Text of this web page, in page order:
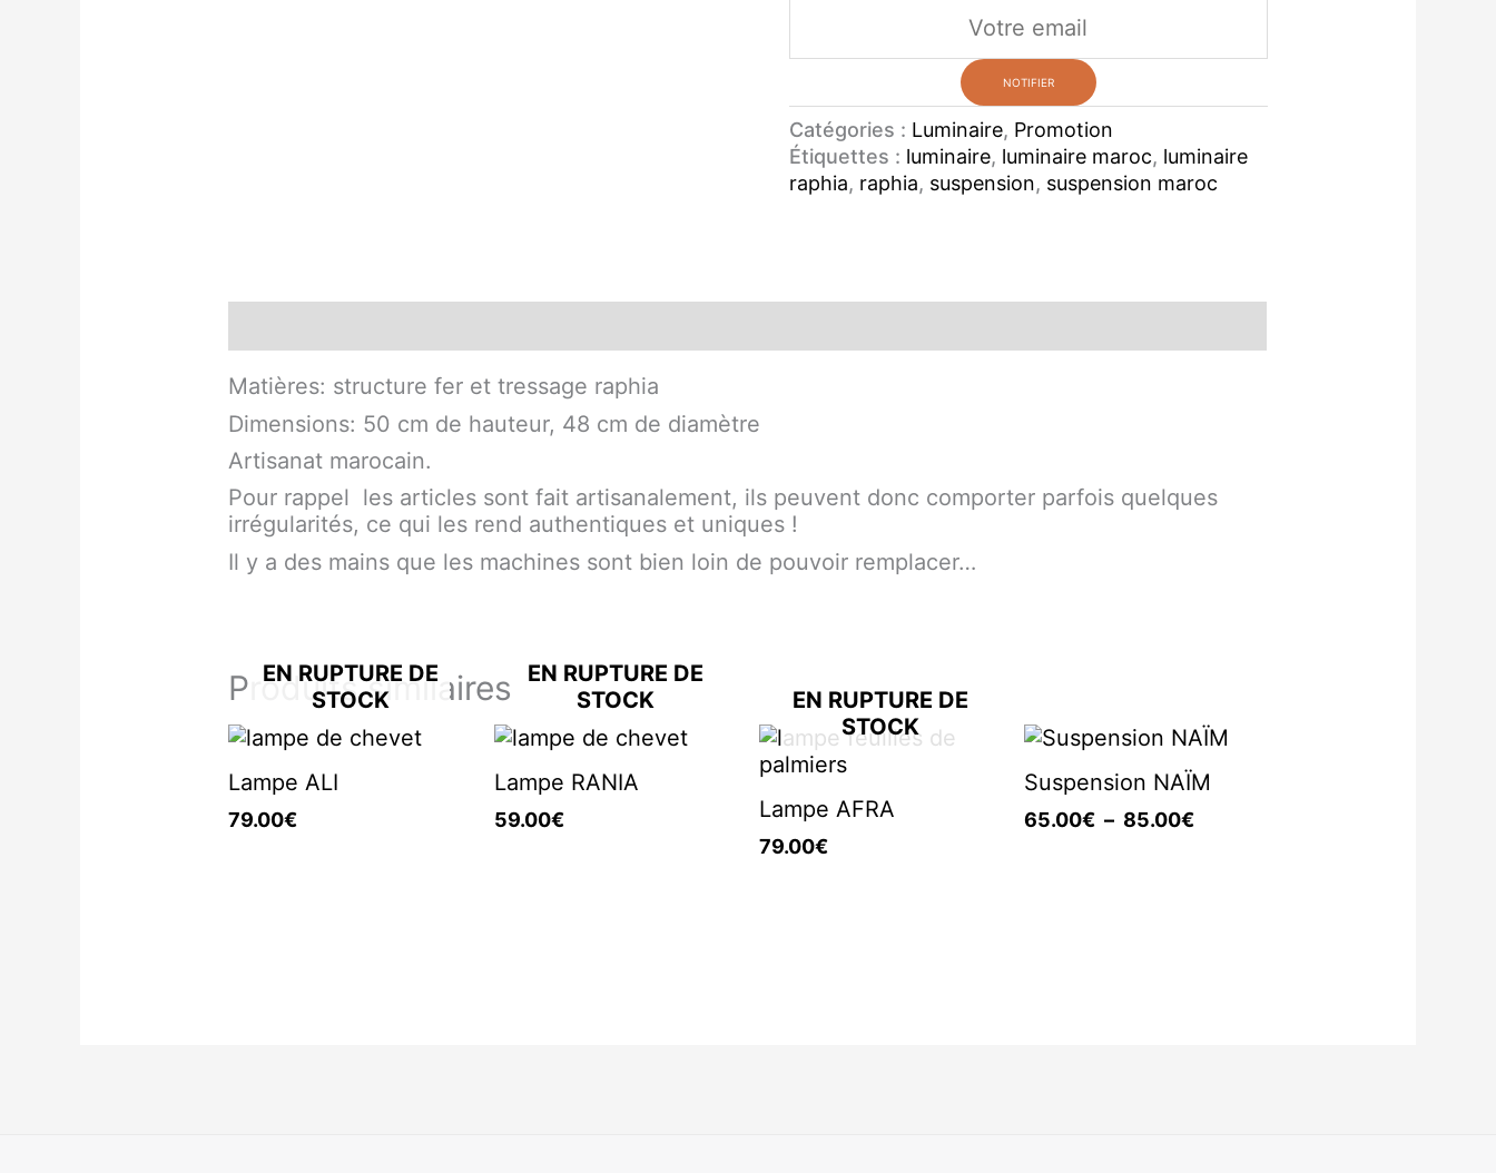
NOTIFIER
Catégories : Luminaire, Promotion
Étiquettes : luminaire, luminaire maroc, luminaire
raphia, raphia, suspension, suspension maroc
Matières: structure fer et tressage raphia
Dimensions: 50 cm de hauteur, 48 cm de diamètre
Artisanat marocain.
Pour rappel les articles sont fait artisanalement, ils peuvent donc comporter parfois quelques
irrégularités, ce qui les rend authentiques et uniques !
Il y a des mains que les machines sont bien loin de pouvoir remplacer…
Produits similaires
EN RUPTURE DE
STOCK
Lampe ALI
79.00€
EN RUPTURE DE
STOCK
Lampe RANIA
59.00€
EN RUPTURE DE
STOCK
Lampe AFRA
79.00€
Suspension NAÏM
65.00€ – 85.00€
Plage
prix :
65.00€